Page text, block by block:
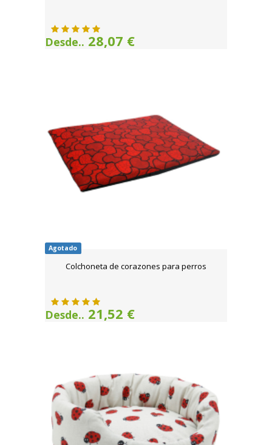
Desde.. 28,07 €
Agotado
Colchoneta de corazones para perros
Desde.. 21,52 €